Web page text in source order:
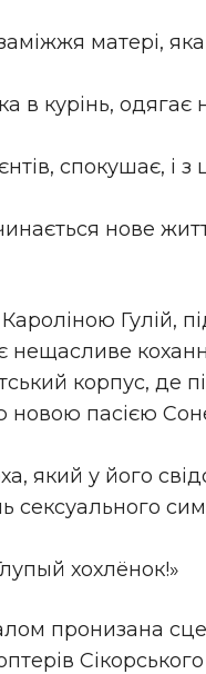
матері,
в курінь,
спокушає, і
нове
Гулій,
нещасливе
корпус, де
новою пасією
який у його
сексуального
хохлёнок!»
пронизана